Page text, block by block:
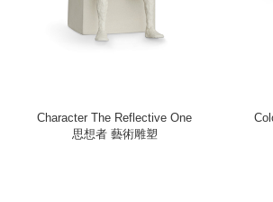
Character The Reflective One
思想者 藝術雕塑